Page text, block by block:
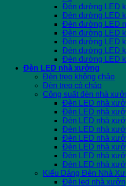
Đèn đường LED
Đèn đường LED
Đèn đường LED
Đèn đường LED
Đèn đường LED
Đèn đường LED
Đèn đường LED
Đèn LED nhà xưởng
Đèn treo không chảo
Đèn treo có chảo
Công suất đèn nhà
Đèn LED nhà
Đèn LED nhà
Đèn LED nhà
Đèn LED nhà
Đèn LED nhà
Đèn LED nhà
Đèn LED nhà
Đèn LED nhà
Kiểu Dáng Đèn Nhà
Đèn led nhà